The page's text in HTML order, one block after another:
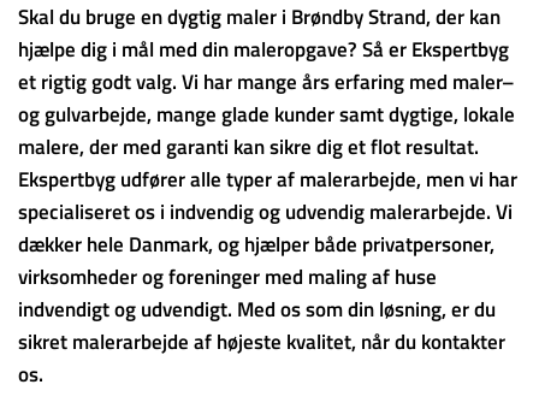
Skal du bruge en dygtig maler i Brøndby Strand, der kan
hjælpe dig i mål med din maleropgave? Så er Ekspertbyg
et rigtig godt valg. Vi har mange års erfaring med maler–
og gulvarbejde, mange glade kunder samt dygtige, lokale
malere, der med garanti kan sikre dig et flot resultat.
Ekspertbyg udfører alle typer af malerarbejde, men vi har
specialiseret os i indvendig og udvendig malerarbejde. Vi
dækker hele Danmark, og hjælper både privatpersoner,
virksomheder og foreninger med maling af huse
indvendigt og udvendigt. Med os som din løsning, er du
sikret malerarbejde af højeste kvalitet, når du kontakter
os.